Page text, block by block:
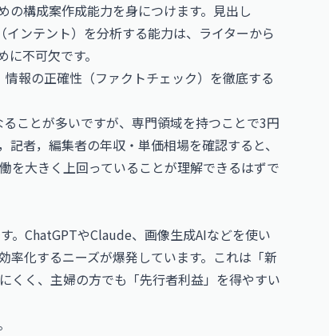
構成案作成能力を身につけます。見出し
ンテント）を分析する能力は、ライターから
不可欠です。
報の正確性（ファクトチェック）を徹底する
ことが多いですが、専門領域を持つことで3円
記者，編集者の年収・単価相場を確認すると、
を大きく上回っていることが理解できるはずで
。ChatGPTやClaude、画像生成AIなどを使い
率化するニーズが爆発しています。これは「新
くく、主婦の方でも「先行者利益」を得やすい